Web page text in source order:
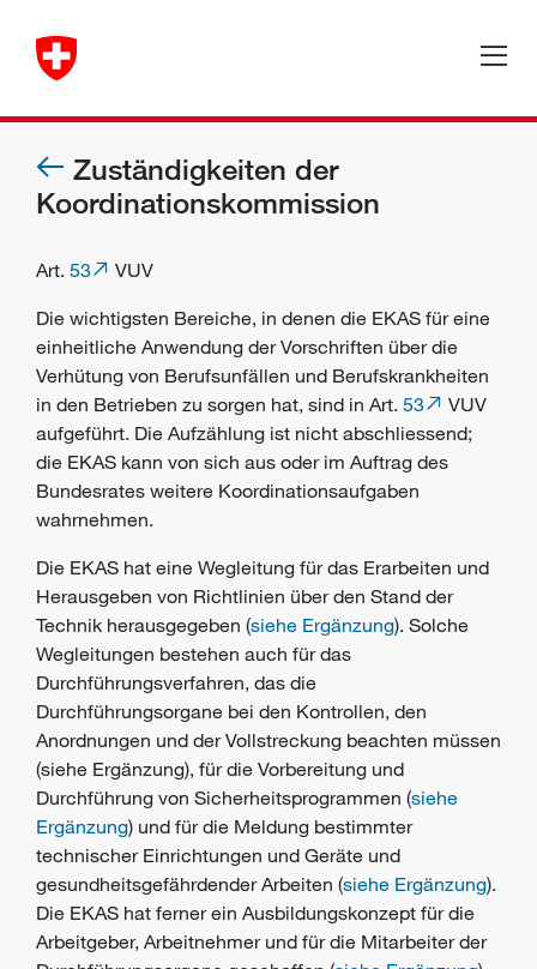
Zuständigkeiten der
Koordinationskommission
Art. 53
VUV
Die wichtigsten Bereiche, in denen die EKAS für eine
einheitliche Anwendung der Vorschriften über die
Verhütung von Berufsunfällen und Berufskrankheiten
in den Betrieben zu sorgen hat, sind in Art. 53
VUV
aufgeführt. Die Aufzählung ist nicht abschliessend;
die EKAS kann von sich aus oder im Auftrag des
Bundesrates weitere Koordinationsaufgaben
wahrnehmen.
Die EKAS hat eine Wegleitung für das Erarbeiten und
Herausgeben von Richtlinien über den Stand der
Technik herausgegeben (siehe Ergänzung). Solche
Wegleitungen bestehen auch für das
Durchführungsverfahren, das die
Durchführungsorgane bei den Kontrollen, den
Anordnungen und der Vollstreckung beachten müssen
(siehe Ergänzung), für die Vorbereitung und
Durchführung von Sicherheitsprogrammen (siehe
Ergänzung) und für die Meldung bestimmter
technischer Einrichtungen und Geräte und
gesundheitsgefährdender Arbeiten (siehe Ergänzung).
Die EKAS hat ferner ein Ausbildungskonzept für die
Arbeitgeber, Arbeitnehmerund für die Mitarbeiter der